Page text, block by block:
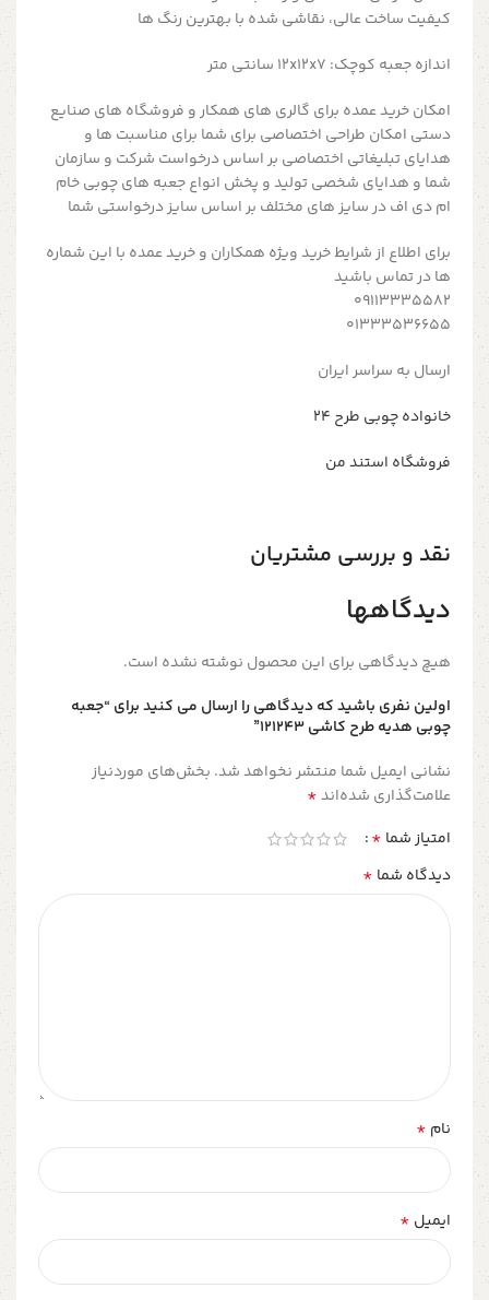
کیفیت ساخت عالی، نقاشی شده با بهترین رنگ ها
اندازه جعبه کوچک: 12x12x7 سانتی متر
امکان خرید عمده برای گالری های همکار و فروشگاه های صنایع
دستی امکان طراحی اختصاصی برای شما برای مناسبت ها و
هدایای تبلیغاتی اختصاصی بر اساس درخواست شرکت و سازمان
شما و هدایای شخصی تولید و پخش انواع جعبه های چوبی خام
ام دی اف در سایز های مختلف بر اساس سایز درخواستی شما
برای اطلاع از شرایط خرید ویژه همکاران و خرید عمده با این شماره
ها در تماس باشید
09113335582
01333536655
ارسال به سراسر ایران
خانواده چوبی طرح ۲۴
فروشگاه استند من
نقد و بررسی مشتریان
دیدگاهها
هیچ دیدگاهی برای این محصول نوشته نشده است.
اولین نفری باشید که دیدگاهی را ارسال می کنید برای “جعبه
چوبی هدیه طرح کاشی 121243”
نشانی ایمیل شما منتشر نخواهد شد. بخش‌های موردنیاز
علامت‌گذاری شده‌اند*
امتیاز شما *
دیدگاه شما *
نام *
ایمیل *